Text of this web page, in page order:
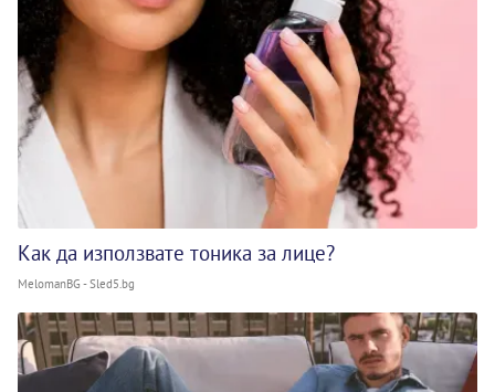
Как да използвате тоника за лице?
MelomanBG - Sled5.bg